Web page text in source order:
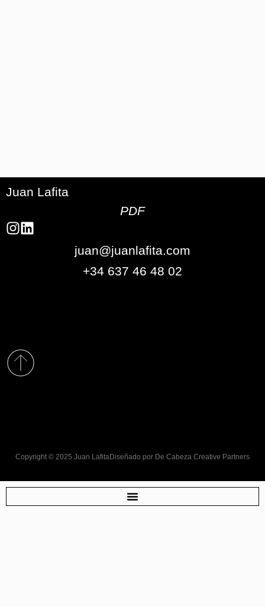
Juan Lafita
PDF
juan@juanlafita.com
+34 637 46 48 02
Copyright © 2025 Juan LafitaDiseñado por De Cabeza Creative Partners